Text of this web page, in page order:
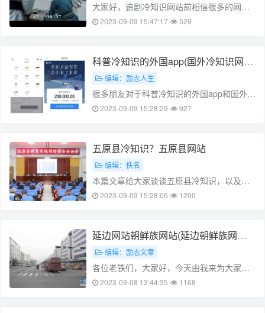
大家好，追剧冷知识网站前相信很多的网友
都不是很明白，包括追剧必备网站也是一
些知识点，大家可以关注收藏，免得下次
来……
2023-09-09 15:47:17 529
科普冷知识的外国app(国外冷知识网
站) 编辑：励志人生
很多朋友对于科普冷知识的外国app和国外冷
知识网站不太懂，今天就由小编来为大家分
来分享一下有没有什么涨知识的……
2023-09-09 15:28:29 927
五原县冷知识？五原县网站
编辑：佚名
本篇文章给大家谈谈五原县冷知识，以及五
原县网站对应的知识点，文章可能有点长，
解决了您的问题，不要忘了收藏本站喔。
本……
2023-09-09 15:28:06 1200
延边网站朝鲜族网站(延边朝鲜族网站d
ujiza电视剧爱我的哥哥)
编辑：励志文章
各位老铁们，大家好，今天由我来为大家分
享延边网站朝鲜族网站，以及延边朝鲜族自
2023-09-08 13:44:35 1168